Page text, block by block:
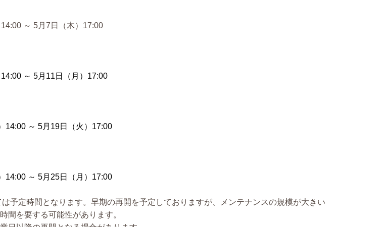
～ 5月7日（木）17:00
～ 5月11日（月）17:00
14:00 ～ 5月19日（火）17:00
14:00 ～ 5月25日（月）17:00
予定時間となります。早期の再開を予定しておりますが、メンテナンスの規模が大きい
間を要する可能性があります。